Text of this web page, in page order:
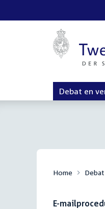
Debat en
Home
E-